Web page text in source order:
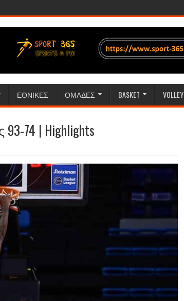
ΕΘΝΙΚΕΣ ΟΜΑΔΕΣ BASKET VOLLEY
74 | Highlights